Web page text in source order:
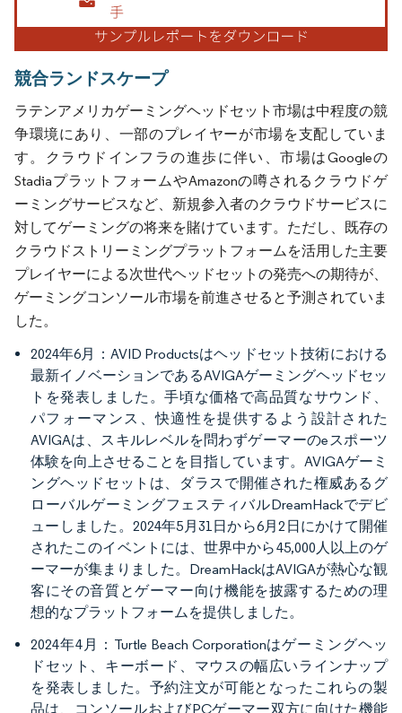
競合ランドスケープ
ラテンアメリカゲーミングヘッドセット市場は中程度の競
争環境にあり、一部のプレイヤーが市場を支配していま
す。クラウドインフラの進歩に伴い、市場はGoogleの
StadiaプラットフォームやAmazonの噂されるクラウドゲ
ーミングサービスなど、新規参入者のクラウドサービスに
対してゲーミングの将来を賭けています。ただし、既存の
クラウドストリーミングプラットフォームを活用した主要
プレイヤーによる次世代ヘッドセットの発売への期待が、
ゲーミングコンソール市場を前進させると予測されていま
した。
2024年6月：AVID Productsはヘッドセット技術における
最新イノベーションであるAVIGAゲーミングヘッドセッ
トを発表しました。手頃な価格で高品質なサウンド、
パフォーマンス、快適性を提供するよう設計された
AVIGAは、スキルレベルを問わずゲーマーのeスポーツ
体験を向上させることを目指しています。AVIGAゲーミ
ングヘッドセットは、ダラスで開催された権威あるグ
ローバルゲーミングフェスティバルDreamHackでデビ
ューしました。2024年5月31日から6月2日にかけて開催
されたこのイベントには、世界中から45,000人以上のゲ
ーマーが集まりました。DreamHackはAVIGAが熱心な観
客にその音質とゲーマー向け機能を披露するための理
想的なプラットフォームを提供しました。
2024年4月：Turtle Beach Corporationはゲーミングヘッ
ドセット、キーボード、マウスの幅広いラインナップ
を発表しました。予約注文が可能となったこれらの製
品は、コンソールおよびPCゲーマー双方に向けた機能